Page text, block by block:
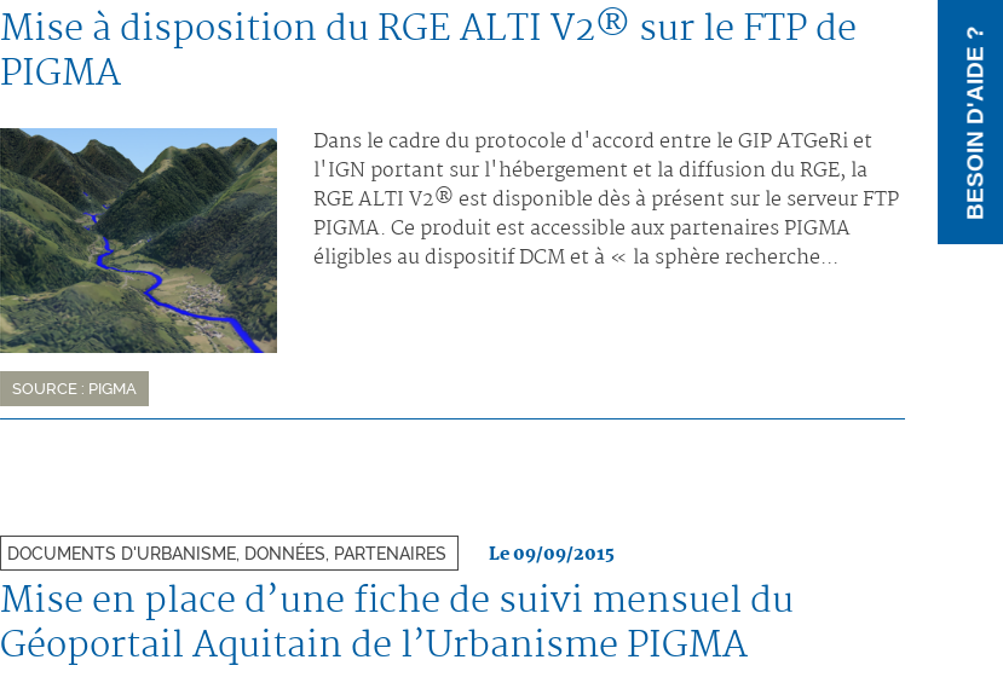
BESOIN D'AIDE ?
Mise à disposition du RGE ALTI V2® sur le FTP de
PIGMA
Dans le cadre du protocole d'accord entre le GIP ATGeRi et
l'IGN portant sur l'hébergement et la diffusion du RGE, la
RGE ALTI V2® est disponible dès à présent sur le serveur FTP
PIGMA. Ce produit est accessible aux partenaires PIGMA
éligibles au dispositif DCM et à « la sphère recherche...
SOURCE : PIGMA
DOCUMENTS D'URBANISME, DONNÉES, PARTENAIRES Le 09/09/2015
Mise en place d’une fiche de suivi mensuel du
Géoportail Aquitain de l’Urbanisme PIGMA